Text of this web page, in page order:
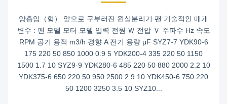
양흡입（형） 앞으로 구부러진 원심분리기 팬 기술적인 매개
변수 : 팬 모델 모터 모델 입력 전원 Ｗ 전압 Ｖ 주파수 Hz 속도
RPM 공기 용적 m3/h 경향 A 전기 용량 μF SYZ7-7 YDK90-6
175 220 50 850 1000 0.9 5 YDK200-4 335 220 50 1150
1500 1.7 10 SYZ9-9 YDK280-6 485 220 50 880 2000 2.2 10
YDK375-6 650 220 50 950 2500 2.9 10 YDK450-6 750 220
50 1200 3250 3.5 10 SYZ10...